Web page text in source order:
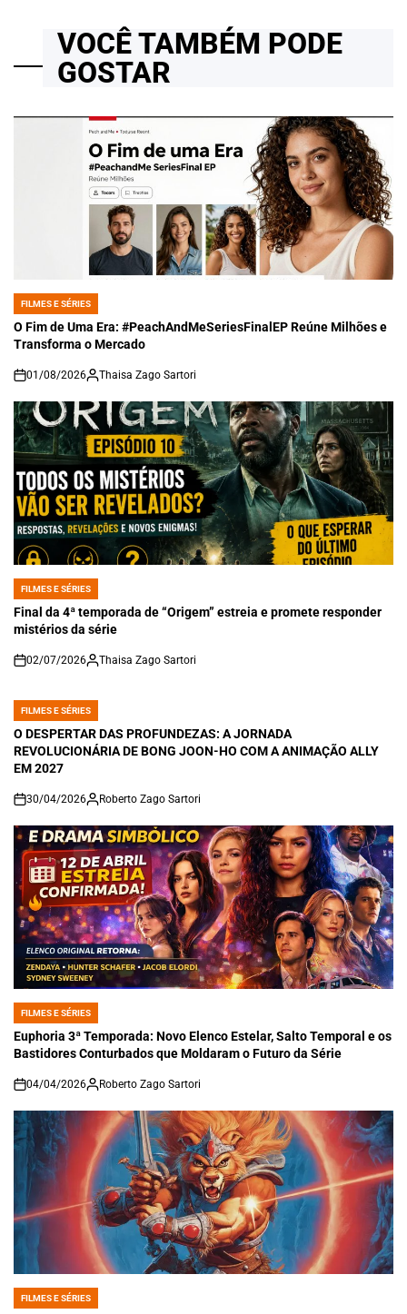
VOCÊ TAMBÉM PODE
GOSTAR
POSTED
IN
FILMES E SÉRIES
O Fim de Uma Era: #PeachAndMeSeriesFinalEP Reúne Milhões e
Transforma o Mercado
on
01/08/2026 Thaisa Zago Sartori
POSTED
IN
FILMES E SÉRIES
Final da 4ª temporada de “Origem” estreia e promete responder
mistérios da série
on
02/07/2026 Thaisa Zago Sartori
POSTED
IN
FILMES E SÉRIES
O DESPERTAR DAS PROFUNDEZAS: A JORNADA
REVOLUCIONÁRIA DE BONG JOON-HO COM A ANIMAÇÃO ALLY
EM 2027
on
30/04/2026 Roberto Zago Sartori
POSTED
IN
FILMES E SÉRIES
Euphoria 3ª Temporada: Novo Elenco Estelar, Salto Temporal e os
Bastidores Conturbados que Moldaram o Futuro da Série
on
04/04/2026 Roberto Zago Sartori
POSTED
FILMES E SÉRIES